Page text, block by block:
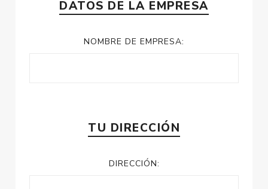
DATOS DE LA EMPRESA
NOMBRE DE EMPRESA:
TU DIRECCIÓN
DIRECCIÓN: